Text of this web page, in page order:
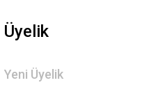
Üyelik
Yeni Üyelik